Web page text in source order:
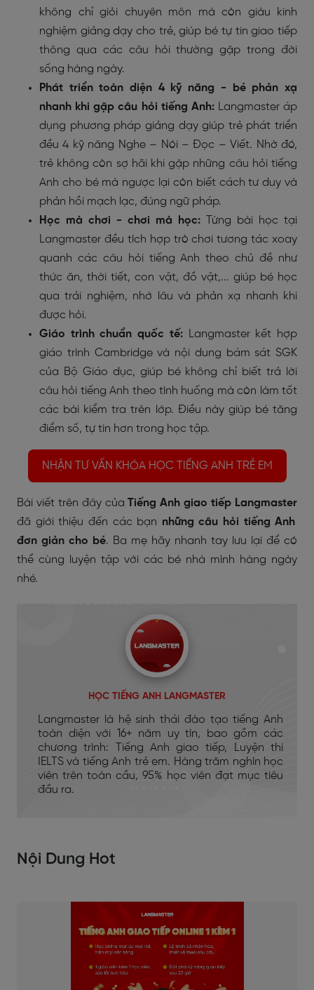
không chỉ giỏi chuyên môn mà còn giàu kinh
nghiệm giảng dạy cho trẻ, giúp bé tự tin giao tiếp
thông qua các câu hỏi thường gặp trong đời
sống hàng ngày.
Phát triển toàn diện 4 kỹ năng - bé phản xạ
nhanh khi gặp câu hỏi tiếng Anh:Langmaster áp
dụng phương pháp giảng dạy giúp trẻ phát triển
đều 4 kỹ năng Nghe – Nói – Đọc – Viết. Nhờ đó,
trẻ không còn sợ hãi khi gặp những câu hỏi tiếng
Anh cho bé mà ngược lại còn biết cách tư duy và
phản hồi mạch lạc, đúng ngữ pháp.
Học mà chơi - chơi mà học:
Từng bài học tại
Langmaster đều tích hợp trò chơi tương tác xoay
quanh các câu hỏi tiếng Anh theo chủ đề như
thức ăn, thời tiết, con vật, đồ vật,... giúp bé học
qua trải nghiệm, nhớ lâu và phản xạ nhanh khi
được hỏi.
Giáo trình chuẩn quốc tế: Langmaster kết hợp
giáo trình Cambridge và nội dung bám sát SGK
của Bộ Giáo dục, giúp bé không chỉ biếttrả lời
câu hỏi tiếng Anh theo tình huống mà còn làm tốt
các bài kiểm tra trên lớp. Điều này giúp bé tăng
điểm số, tự tin hơn trong học tập.
NHẬN TƯ VẤN KHÓA HỌC TIẾNG ANH TRẺ EM
Bài viết trên đây củaTiếng Anh giao tiếp Langmaster
đã giới thiệu đến các bạn những câu hỏi tiếng Anh
đơn giản cho bé. Ba mẹ hãy nhanh tay lưu lại để có
thể cùng luyện tập với các bé nhà mình hàng ngày
nhé.
HỌC TIẾNG ANH LANGMASTER
Langmaster là hệ sinh thái đào tạo tiếng Anh
toàn diện với 16+ năm uy tín, bao gồm các
chương trình: Tiếng Anh giao tiếp, Luyện thi
IELTS và tiếng Anh trẻ em. Hàng trăm nghìn học
viên trên toàn cầu, 95% học viên đạt mục tiêu
đầu ra.
Nội Dung Hot